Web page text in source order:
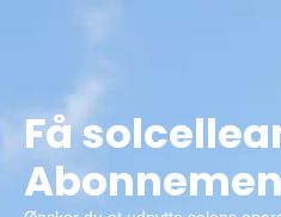
kurv
Din
er
tom.
Subtotal
Gå til
betaling
Se
kurv
Få